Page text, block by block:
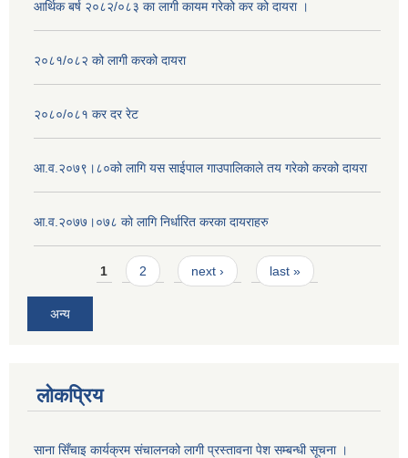
आर्थिक बर्ष २०८२/०८३ का लागी कायम गरेको कर को दायरा ।
२०८१/०८२ को लागी करको दायरा
२०८०/०८१ कर दर रेट
आ.व.२०७९।८०को लागि यस साईपाल गाउपालिकाले तय गरेको करको दायरा
आ‍.व.२०७७।०७८ काे लागि निर्धारित करका दायराहरु
Pages1 2 next › last »
अन्य
लोकप्रिय
साना सिँचाइ कार्यक्रम संचालनको लागी प्रस्तावना पेश सम्बन्धी सूचना ।